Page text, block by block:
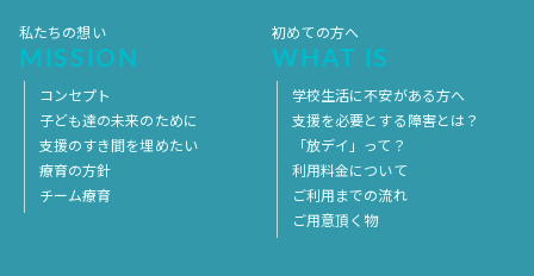
私たちの想い
MISSION
コンセプト
子ども達の未来のために
支援のすき間を埋めたい
療育の方針
チーム療育
初めての方へ
WHAT IS
学校生活に不安がある方へ
支援を必要とする障害とは？
「放デイ」って？
利用料金について
ご利用までの流れ
ご用意頂く物